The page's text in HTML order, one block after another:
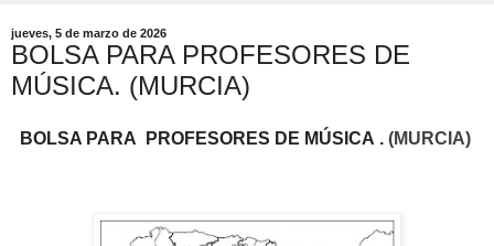
jueves, 5 de marzo de 2026
BOLSA PARA PROFESORES DE
MÚSICA. (MURCIA)
BOLSA PARA PROFESORES DE MÚSICA . (MURCIA)